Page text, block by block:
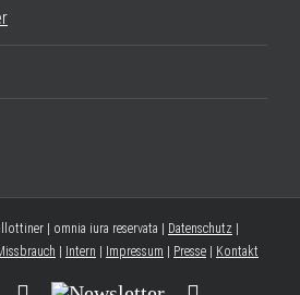
| omnia iura reservata | Datenschutz
Intern Impressum Presse Kontakt